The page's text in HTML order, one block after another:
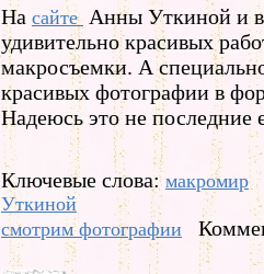
На сайте Анны Уткиной и
удивительно красивых
макросъемки. А
красивых фотографии в
Надеюсь это не последние
Ключевые слова:макромир
Уткиной
смотрим фотографии